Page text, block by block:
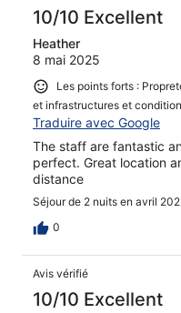
10/10 Excellent
Heather
8 mai 2025
Les points forts :
et infrastructures et
Traduire avec Google
The staff are fantastic
perfect. Great location
distance
Séjour de 2 nuits en avril
0
Avis vérifié
10/10 Excellent